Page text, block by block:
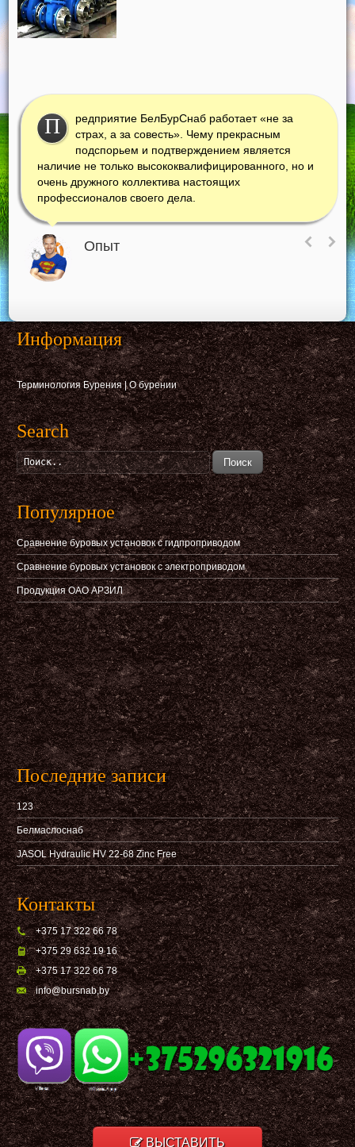
П
редприятие БелБурСнаб работает «не за
страх, а за совесть». Чему прекрасным
подспорьем и подтверждением является
наличие не только высококвалифицированного, но и
очень дружного коллектива настоящих
профессионалов своего дела.
Опыт
Информация
Терминология Бурения|О бурении
Search
Поиск
Популярное
Сравнение буровых установок с гидпроприводом
Сравнение буровых установок с электроприводом
Продукция ОАО АРЗИЛ
Последние записи
123
Белмаслоснаб
JASOL Hydraulic HV 22-68 Zinc Free
Контакты
+375 17 322 66 78
+375 29 632 19 16
+375 17 322 66 78
info@bursnab,by
ВЫСТАВИТЬ